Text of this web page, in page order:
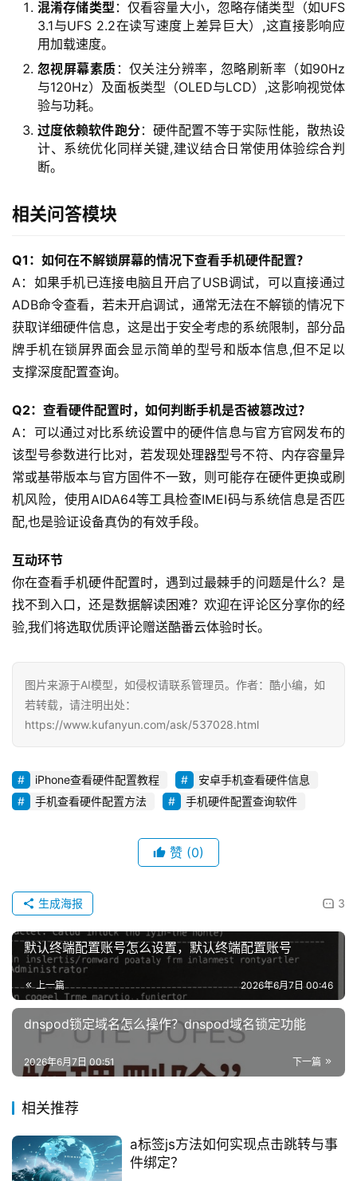
动
们
混淆存储类型 ：仅看容量大小，忽略存储类型（如UFS
3.1与UFS 2.2在读写速度上差异巨大）,这直接影响应
用加载速度。
忽视屏幕素质 ：仅关注分辨率，忽略刷新率（如90Hz
与120Hz）及面板类型（OLED与LCD）,这影响视觉体
验与功耗。
过度依赖软件跑分：硬件配置不等于实际性能，散热设
计、系统优化同样关键,建议结合日常使用体验综合判
断。
相关问答模块
Q1：如何在不解锁屏幕的情况下查看手机硬件配置？
A：如果手机已连接电脑且开启了USB调试，可以直接通过
ADB命令查看，若未开启调试，通常无法在不解锁的情况下
获取详细硬件信息，这是出于安全考虑的系统限制，部分品
牌手机在锁屏界面会显示简单的型号和版本信息,但不足以
支撑深度配置查询。
Q2：查看硬件配置时，如何判断手机是否被篡改过？
A：可以通过对比系统设置中的硬件信息与官方官网发布的
该型号参数进行比对，若发现处理器型号不符、内存容量异
常或基带版本与官方固件不一致，则可能存在硬件更换或刷
机风险，使用AIDA64等工具检查IMEI码与系统信息是否匹
配,也是验证设备真伪的有效手段。
互动环节
你在查看手机硬件配置时，遇到过最棘手的问题是什么？是
找不到入口，还是数据解读困难？欢迎在评论区分享你的经
验,我们将选取优质评论赠送酷番云体验时长。
图片来源于AI模型，如侵权请联系管理员。作者：酷小编，如
若转载，请注明出处：
https://www.kufanyun.com/ask/537028.html
iPhone查看硬件配置教程
安卓手机查看硬件信息
手机查看硬件配置方法
手机硬件配置查询软件
赞 (0)
3
生成海报
默认终端配置账号怎么设置，默认终端配置账号
上一篇 2026年6月7日 00:46
dnspod锁定域名怎么操作？dnspod域名锁定功能
下一篇
2026年6月7日 00:51
相关推荐
a标签js方法如何实现点击跳转与事
件绑定？